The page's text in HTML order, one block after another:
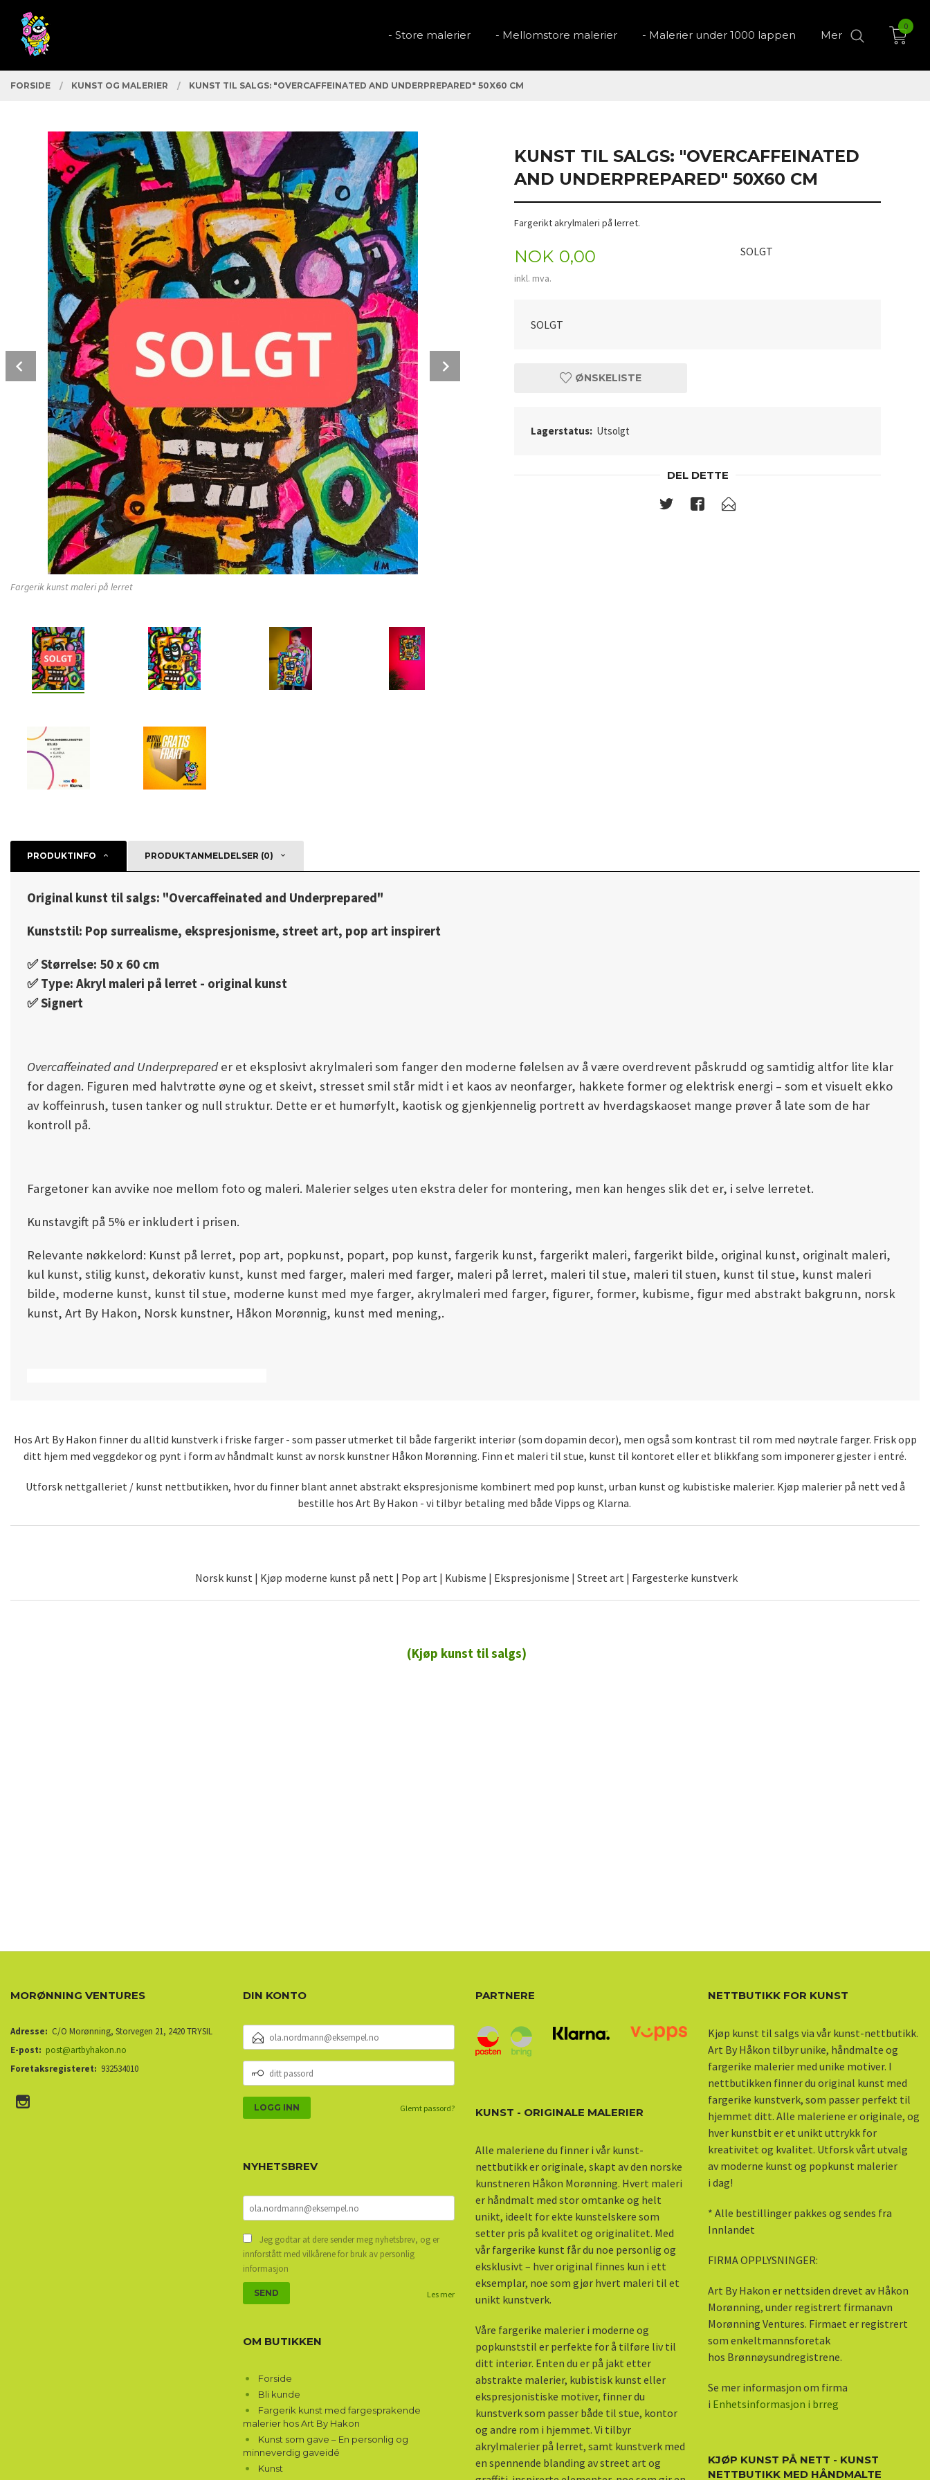
innholdet
PRODUKTER
- Store malerier - Mellomstore malerier - Malerier under 1000 lappen Mer
0
FORSIDE KUNST OG MALERIER KUNST TIL SALGS: "OVERCAFFEINATED AND UNDERPREPARED" 50X60 CM
Fargerik kunst maleri på lerret
Prev
KUNST TIL SALGS: "OVERCAFFEINATED
AND UNDERPREPARED" 50X60 CM
Fargerikt akrylmaleri på lerret.
Pris
NOK 0,00
inkl. mva.
SOLGT
SOLGT
ØNSKELISTE
Lagerstatus: Utsolgt
DEL DETTE
PRODUKTINFO PRODUKTANMELDELSER (0)
Original kunst til salgs: "Overcaffeinated and Underprepared"
Kunststil: Pop surrealisme, ekspresjonisme, street art, pop art inspirert
✅️ Størrelse: 50 x 60 cm
✅️ Type: Akryl maleri på lerret - original kunst
✅️ Signert
Overcaffeinated and Underprepareder et eksplosivt akrylmaleri som fanger den moderne følelsen av å være overdrevent påskrudd og samtidig altfor lite klar
for dagen. Figuren med halvtrøtte øyne og et skeivt, stresset smil står midt i et kaos av neonfarger, hakkete former og elektrisk energi – som et visuelt ekko
av koffeinrush, tusen tanker og null struktur. Dette er et humørfylt, kaotisk og gjenkjennelig portrett av hverdagskaoset mange prøver å late som de har
kontroll på.
Fargetoner kan avvike noe mellom foto og maleri. Malerier selges uten ekstra deler for montering, men kan henges slik det er, i selve lerretet.
Kunstavgift på 5% er inkludert i prisen.
Relevante nøkkelord: Kunst på lerret, pop art, popkunst, popart, pop kunst, fargerik kunst, fargerikt maleri, fargerikt bilde, original kunst, originalt maleri,
kul kunst, stilig kunst, dekorativ kunst, kunst med farger, maleri med farger, maleri på lerret, maleri til stue, maleri til stuen, kunst til stue, kunst maleri
bilde, moderne kunst, kunst til stue, moderne kunst med mye farger, akrylmaleri med farger, figurer, former, kubisme, figur med abstrakt bakgrunn, norsk
kunst, Art By Hakon, Norsk kunstner, Håkon Morønnig, kunst med mening,.
Hos Art By Hakon finner du alltid kunstverk i friske farger - som passer utmerket til både fargerikt interiør (som dopamin decor), men også som kontrast til rom med nøytrale farger. Frisk opp
ditt hjem med veggdekor og pynt i form av håndmalt kunst av norsk kunstner Håkon Morønning. Finn et maleri til stue, kunst til kontoret eller et blikkfang som imponerer gjester i entré.
Utforsk nettgalleriet / kunst nettbutikken, hvor du finner blant annet abstrakt ekspresjonisme kombinert med pop kunst, urban kunst og kubistiske malerier. Kjøp malerier på nett ved å
bestille hos Art By Hakon - vi tilbyr betaling med både Vipps og Klarna.
Norsk kunst | Kjøp moderne kunst på nett | Pop art | Kubisme | Ekspresjonisme | Street art | Fargesterke kunstverk
(Kjøp kunst til salgs)
MORØNNING VENTURES
Adresse: C/O Morønning, Storvegen 21, 2420 TRYSIL
E-post: post@artbyhakon.no
Foretaksregisteret: 932534010
DIN KONTO
POSTADRESSE
PASSORD
Glemt passord?
NYHETSBREV
Jeg godtar at dere sender meg nyhetsbrev, og er
innforstått med vilkårene for bruk av personlig
informasjon
Les mer
OM BUTIKKEN
Forside
Bli kunde
Fargerik kunst med fargesprakende
malerier hos Art By Hakon
Kunst som gave – En personlig og
minneverdig gaveidé
Kunst
PARTNERE
KUNST - ORIGINALE MALERIER
Alle maleriene du finner i vår kunst-
nettbutikk er originale, skapt av den norske
kunstneren Håkon Morønning. Hvert maleri
er håndmalt med stor omtanke og helt
unikt, ideelt for ekte kunstelskere som
setter pris på kvalitet og originalitet. Med
vår fargerike kunst får du noe personlig og
eksklusivt – hver original finnes kun i ett
eksemplar, noe som gjør hvert maleri til et
unikt kunstverk.
Våre fargerike malerier i moderne og
popkunststil er perfekte for å tilføre liv til
ditt interiør. Enten du er på jakt etter
abstrakte malerier, kubistisk kunst eller
ekspresjonistiske motiver, finner du
kunstverk som passer både til stue, kontor
og andre rom i hjemmet. Vi tilbyr
akrylmalerier på lerret, samt kunstverk med
en spennende blanding av street art og
NETTBUTIKK FOR KUNST
Kjøp kunst til salgs via vår kunst-nettbutikk.
Art By Håkon tilbyr unike, håndmalte og
fargerike malerier med unike motiver. I
nettbutikken finner du original kunst med
fargerike kunstverk, som passer perfekt til
hjemmet ditt. Alle maleriene er originale, og
hver kunstbit er et unikt uttrykk for
kreativitet og kvalitet. Utforsk vårt utvalg
av moderne kunst og popkunst malerier
i dag!
* Alle bestillinger pakkes og sendes fra
Innlandet
FIRMA OPPLYSNINGER:
Art By Hakon er nettsiden drevet av Håkon
Morønning, under registrert firmanavn
Morønning Ventures. Firmaet er registrert
som enkeltmannsforetak
hos Brønnøysundregistrene.
Se mer informasjon om firma
i Enhetsinformasjon i brreg
KJØP KUNST PÅ NETT - KUNST
NETTBUTIKK MED HÅNDMALTE